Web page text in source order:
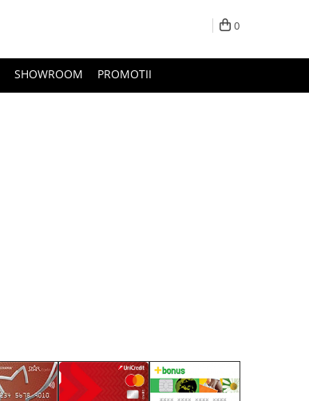
0
SHOWROOM PROMOTII